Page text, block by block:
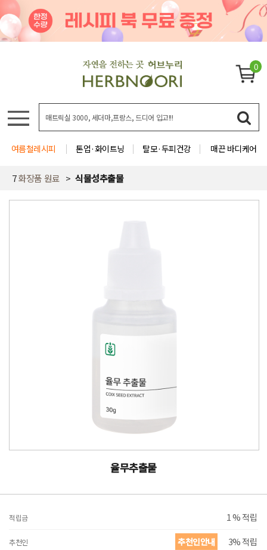
0
여름철레시피 톤업·화이트닝 탈모·두피건강 매끈 바디케어
7화장품 원료 식물성추출물
율무추출물
적립금 1 % 적립
추천인 추천인안내 3% 적립